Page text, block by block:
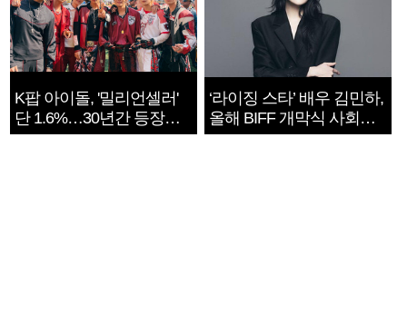
K팝 아이돌, '밀리언셀러'
단 1.6%…30년간 등장
1182개팀 전수조사
‘라이징 스타’ 배우 김민하,
올해 BIFF 개막식 사회자
확정